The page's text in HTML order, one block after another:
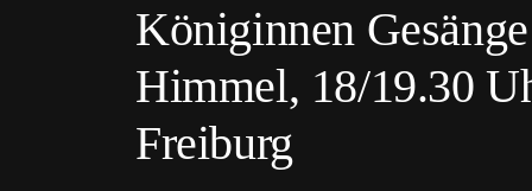
Königinnen
Himmel, 18/19.30
Freiburg